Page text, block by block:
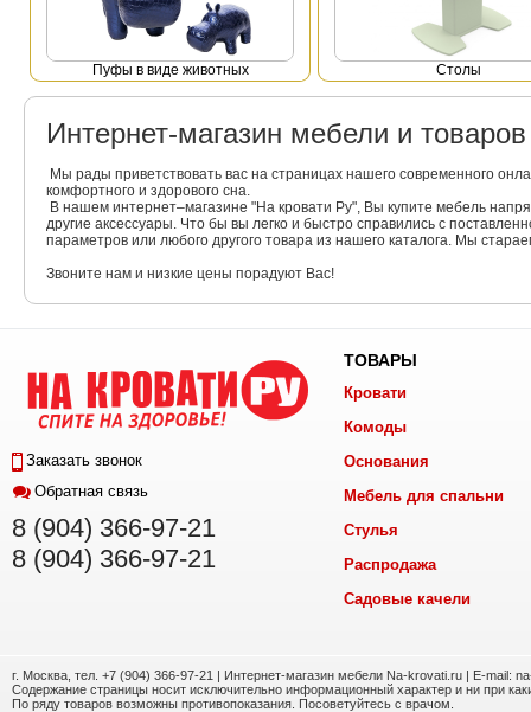
Пуфы в виде животных Столы
Интернет-магазин мебели и
Мы рады приветствовать вас на страницах нашего современного
комфортного и здорового сна.
В нашем интернет–магазине "На кровати Ру", Вы купите мебель
другие аксессуары. Что бы вы легко и быстро справились с
параметров или любого другого товара из нашего каталога. Мы
Звоните нам и низкие цены порадуют Вас!
Заказать звонок
Обратная связь
8 (904) 366-97-21
8 (904) 366-97-21
ТОВАРЫ
Кровати
Комоды
Основания
Мебель для спальни
Стулья
Распродажа
Садовые качели
г. Москва, тел. +7 (904) 366-97-21 | Интернет-магазин мебели Na-krovati.ru | E-mail:
Содержание страницы носит исключительно информационный характер и ни при
По ряду товаров возможны противопоказания. Посоветуйтесь с врачом.